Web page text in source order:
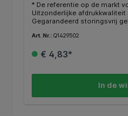
* De referentie op de markt
Uitzonderlijke afdrukkwaliteit
Gegarandeerd storingsvrij
Art. Nr.: Q1429502
€ 4,83*
In de